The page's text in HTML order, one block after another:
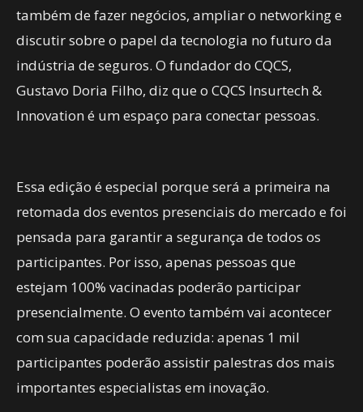
também de fazer negócios, ampliar o networking e
discutir sobre o papel da tecnologia no futuro da
indústria de seguros. O fundador do CQCS,
Gustavo Doria Filho, diz que o CQCS Insurtech &
Innovation é um espaço para conectar pessoas.
Essa edição é especial porque será a primeira na
retomada dos eventos presenciais do mercado e foi
pensada para garantir a segurança de todos os
participantes. Por isso, apenas pessoas que
estejam 100% vacinadas poderão participar
presencialmente. O evento também vai acontecer
com sua capacidade reduzida: apenas 1 mil
participantes poderão assistir palestras dos mais
importantes especialistas em inovação.